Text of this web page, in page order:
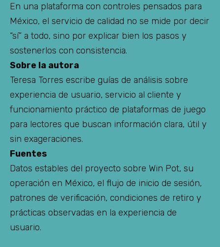
En una plataforma con controles pensados para
México, el servicio de calidad no se mide por decir
“sí” a todo, sino por explicar bien los pasos y
sostenerlos con consistencia.
Sobre la autora
Teresa Torres escribe guías de análisis sobre
experiencia de usuario, servicio al cliente y
funcionamiento práctico de plataformas de juego
para lectores que buscan información clara, útil y
sin exageraciones.
Fuentes
Datos estables del proyecto sobre Win Pot, su
operación en México, el flujo de inicio de sesión,
patrones de verificación, condiciones de retiro y
prácticas observadas en la experiencia de
usuario.